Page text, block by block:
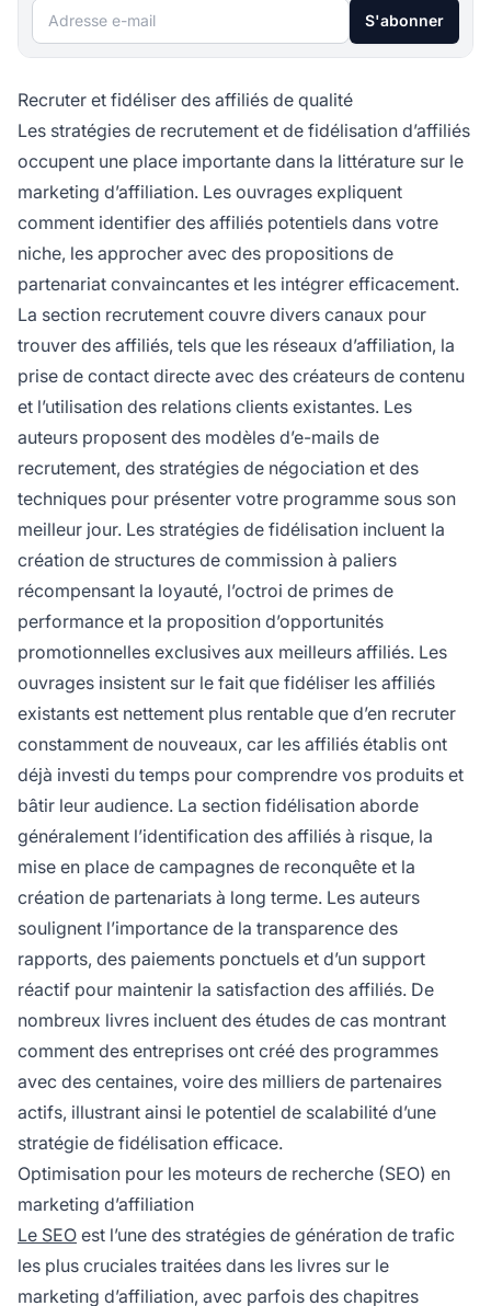
Adresse e-mail S'abonner
Recruter et fidéliser des affiliés de qualité
Les stratégies de recrutement et de fidélisation d’affiliés
occupent une place importante dans la littérature sur le
marketing d’affiliation. Les ouvrages expliquent
comment identifier des affiliés potentiels dans votre
niche, les approcher avec des propositions de
partenariat convaincantes et les intégrer efficacement.
La section recrutement couvre divers canaux pour
trouver des affiliés, tels que les réseaux d’affiliation, la
prise de contact directe avec des créateurs de contenu
et l’utilisation des relations clients existantes. Les
auteurs proposent des modèles d’e-mails de
recrutement, des stratégies de négociation et des
techniques pour présenter votre programme sous son
meilleur jour. Les stratégies de fidélisation incluent la
création de structures de commission à paliers
récompensant la loyauté, l’octroi de primes de
performance et la proposition d’opportunités
promotionnelles exclusives aux meilleurs affiliés. Les
ouvrages insistent sur le fait que fidéliser les affiliés
existants est nettement plus rentable que d’en recruter
constamment de nouveaux, car les affiliés établis ont
déjà investi du temps pour comprendre vos produits et
bâtir leur audience. La section fidélisation aborde
généralement l’identification des affiliés à risque, la
mise en place de campagnes de reconquête et la
création de partenariats à long terme. Les auteurs
soulignent l’importance de la transparence des
rapports, des paiements ponctuels et d’un support
réactif pour maintenir la satisfaction des affiliés. De
nombreux livres incluent des études de cas montrant
comment des entreprises ont créé des programmes
avec des centaines, voire des milliers de partenaires
actifs, illustrant ainsi le potentiel de scalabilité d’une
stratégie de fidélisation efficace.
Optimisation pour les moteurs de recherche (SEO) en
marketing d’affiliation
Le SEO est l’une des stratégies de génération de trafic
les plus cruciales traitées dans les livres sur le
marketing d’affiliation, avec parfois des chapitres